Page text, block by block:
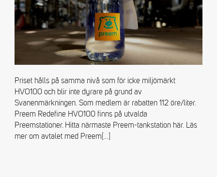
Priset hålls på samma nivå som för icke miljömärkt
HVO100 och blir inte dyrare på grund av
Svanenmärkningen. Som medlem är rabatten 112 öre/liter.
Preem Redefine HVO100 finns på utvalda
Preemstationer. Hitta närmaste Preem-tankstation här. Läs
mer om avtalet med Preem […]